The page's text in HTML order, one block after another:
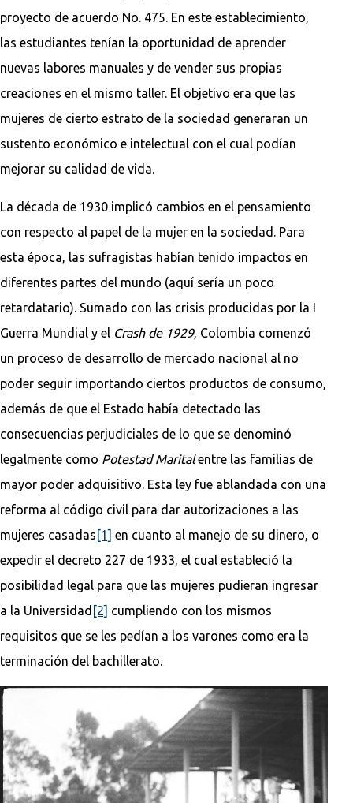
proyecto de acuerdo No. 475. En este establecimiento,
las estudiantes tenían la oportunidad de aprender
nuevas labores manuales y de vender sus propias
creaciones en el mismo taller. El objetivo era que las
mujeres de cierto estrato de la sociedad generaran un
sustento económico e intelectual con el cual podían
mejorar su calidad de vida.
La década de 1930 implicó cambios en el pensamiento
con respecto al papel de la mujer en la sociedad. Para
esta época, las sufragistas habían tenido impactos en
diferentes partes del mundo (aquí sería un poco
retardatario). Sumado con las crisis producidas por la I
Guerra Mundial y el Crash de 1929, Colombia comenzó
un proceso de desarrollo de mercado nacional al no
poder seguir importando ciertos productos de consumo,
además de que el Estado había detectado las
consecuencias perjudiciales de lo que se denominó
legalmente como Potestad Maritalentre las familias de
mayor poder adquisitivo. Esta ley fue ablandada con una
reforma al código civil para dar autorizaciones a las
mujeres casadas [1] en cuanto al manejo de su dinero, o
expedir el decreto 227 de 1933, el cual estableció la
posibilidad legal para que las mujeres pudieran ingresar
a la Universidad [2] cumpliendo con los mismos
requisitos que se les pedían a los varones como era la
terminación del bachillerato.